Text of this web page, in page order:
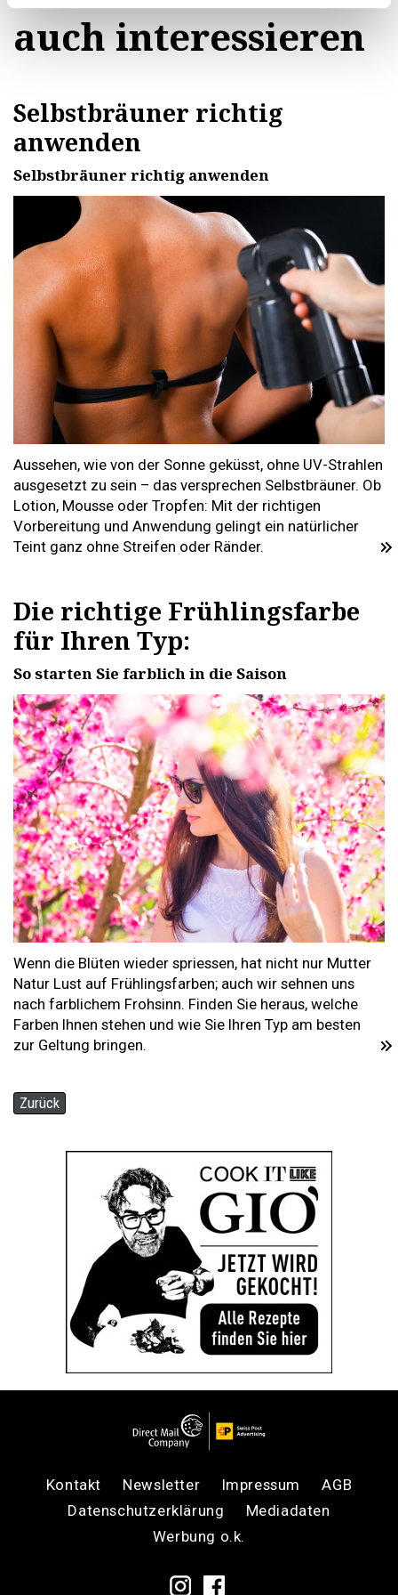
auch interessieren
Selbstbräuner richtig
anwenden
Selbstbräuner richtig anwenden
Aussehen, wie von der Sonne geküsst, ohne UV-Strahlen
ausgesetzt zu sein – das versprechen Selbstbräuner. Ob
Lotion, Mousse oder Tropfen: Mit der richtigen
Vorbereitung und Anwendung gelingt ein natürlicher
Teint ganz ohne Streifen oder Ränder.
Die richtige Frühlingsfarbe
für Ihren Typ:
So starten Sie farblich in die Saison
Wenn die Blüten wieder spriessen, hat nicht nur Mutter
Natur Lust auf Frühlingsfarben; auch wir sehnen uns
nach farblichem Frohsinn. Finden Sie heraus, welche
Farben Ihnen stehen und wie Sie Ihren Typ am besten
zur Geltung bringen.
Zurück
Kontakt Newsletter Impressum
AGB
Datenschutzerklärung
Mediadaten
Werbung o.k.